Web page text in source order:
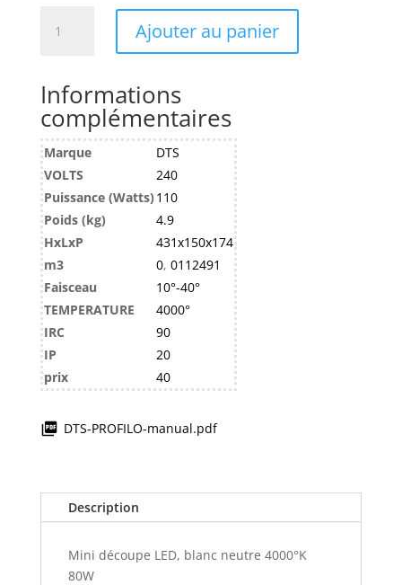
80
NW
Ajouter au panier
Informations
complémentaires
Marque
DTS
VOLTS
240
Puissance (Watts) 110
Poids (kg)
4.9
HxLxP
431x150x174
m3
0, 0112491
Faisceau
10°-40°
TEMPERATURE
4000°
IRC
90
IP
20
prix
40
DTS-PROFILO-manual.pdf
Description
Mini découpe LED, blanc neutre 4000°K
80W